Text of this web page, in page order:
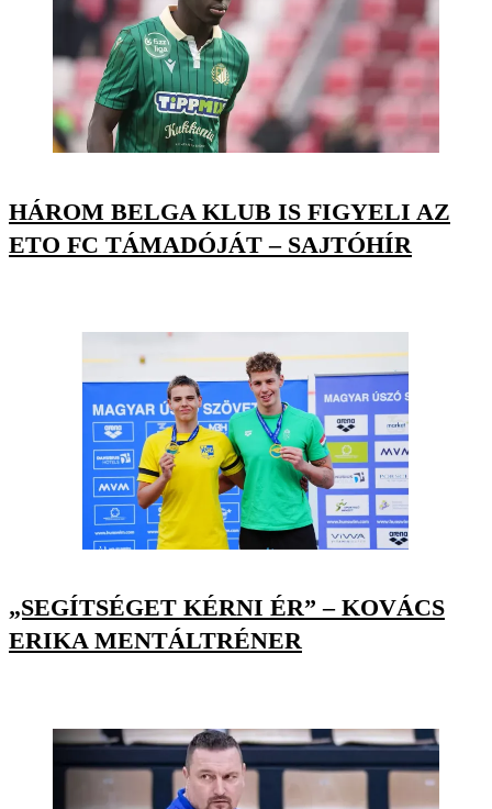
HÁROM BELGA KLUB IS FIGYELI AZ
ETO FC TÁMADÓJÁT – SAJTÓHÍR
„SEGÍTSÉGET KÉRNI ÉR” – KOVÁCS
ERIKA MENTÁLTRÉNER